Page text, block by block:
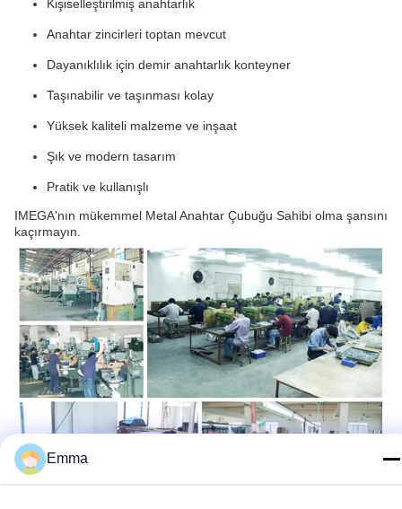
Kişiselleştirilmiş anahtarlık
Anahtar zincirleri toptan mevcut
Dayanıklılık için demir anahtarlık konteyner
Taşınabilir ve taşınması kolay
Yüksek kaliteli malzeme ve inşaat
Şık ve modern tasarım
Pratik ve kullanışlı
IMEGA'nın mükemmel Metal Anahtar Çubuğu Sahibi olma şansını
kaçırmayın.
Emma